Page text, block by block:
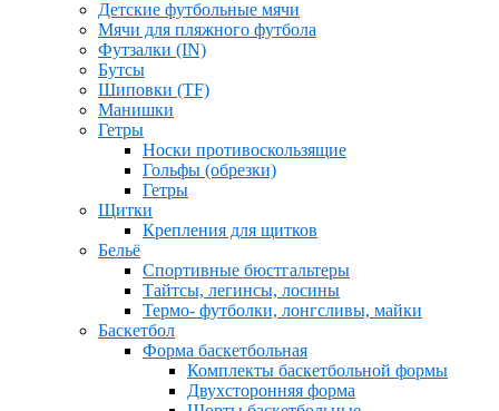
Детские футбольные мячи
Мячи для пляжного футбола
Футзалки (IN)
Бутсы
Шиповки (TF)
Манишки
Гетры
Носки противоскользящие
Гольфы (обрезки)
Гетры
Щитки
Крепления для щитков
Бельё
Спортивные бюстгальтеры
Тайтсы, легинсы, лосины
Термо- футболки, лонгсливы, майки
Баскетбол
Форма баскетбольная
Комплекты баскетбольной формы
Двухсторонняя форма